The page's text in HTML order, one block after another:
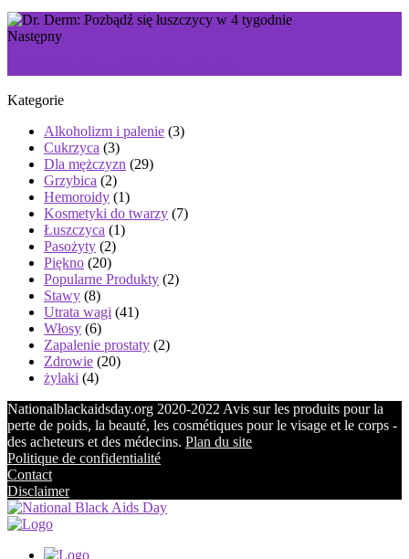
Następny
Kategorie
Alkoholizm i palenie (3)
Cukrzyca (3)
Dla mężczyzn (29)
Grzybica (2)
Hemoroidy (1)
Kosmetyki do twarzy (7)
Łuszczyca (1)
Pasożyty (2)
Piękno (20)
Popularne Produkty (2)
Stawy (8)
Utrata wagi (41)
Włosy (6)
Zapalenie prostaty (2)
Zdrowie (20)
żylaki (4)
Nationalblackaidsday.org 2020-2022 Avis sur les produits pour la
perte de poids, la beauté, les cosmétiques pour le visage et le corps -
des acheteurs et des médecins. Plan du site
Politique de confidentialité
Contact
Disclaimer